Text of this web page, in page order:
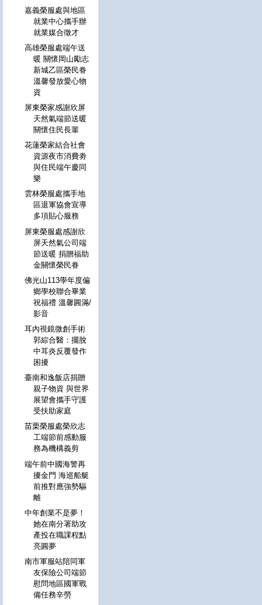
嘉義榮服處與地區
就業中心攜手辦
就業媒合徵才
高雄榮服處端午送
暖 關懷岡山勵志
新城乙區榮民眷
溫馨發放愛心物
資
屏東榮家感謝欣屏
天然氣端節送暖
關懷住民長輩
花蓮榮家結合社會
資源夜市消費劵
與住民端午慶同
樂
雲林榮服處攜手地
區退軍協會宣導
多項貼心服務
屏東榮服處感謝欣
屏天然氣公司端
節送暖 捐贈福助
金關懷榮民眷
佛光山113學年度偏
鄉學校聯合畢業
祝福禮 溫馨圓滿/
影音
耳內視鏡微創手術
郭綜合醫：擺脫
中耳炎反覆發作
困擾
臺南和逸飯店捐贈
親子物資 與世界
展望會攜手守護
受扶助家庭
苗栗榮服處榮欣志
工端節前感動服
務為機構義剪
端午前中國海警再
擾金門 海巡船艇
前推對應強勢驅
離
中年創業不是夢！
她在南分署助攻
產投在職課程點
亮圓夢
南市軍服站陪同軍
友保險公司端節
慰問地區國軍戰
備任務辛勞